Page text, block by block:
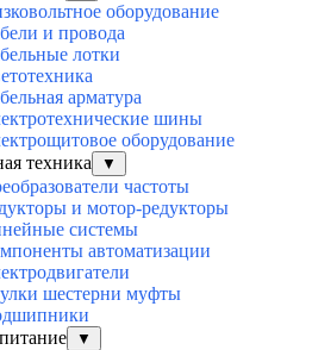
оборудование
и провода
лотки
арматура
шины
оборудование
техника
▼
частоты
и мотор-редукторы
системы
автоматизации
шестерни муфты
▼